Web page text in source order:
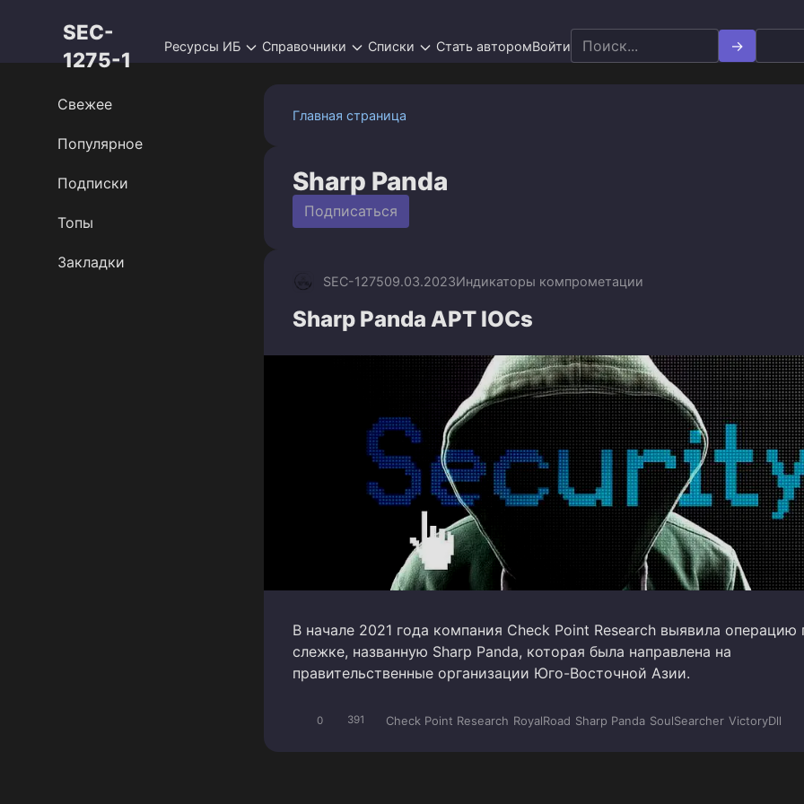
SEC-
1275-1
Ресурсы ИБ Справочники Списки Стать авторомВойти
Search
for:
Главная страница
Sharp Panda
Подписаться
SEC-127509.03.2023Индикаторы компрометации
Sharp Panda APT IOCs
В начале 2021 года компания Check Point Research выявила операцию
слежке, названную Sharp Panda, которая была направлена на
правительственные организации Юго-Восточной Азии.
0 391 Check Point Research RoyalRoad Sharp Panda SoulSearcher VictoryDll
Свежее
Популярное
Подписки
Топы
Закладки